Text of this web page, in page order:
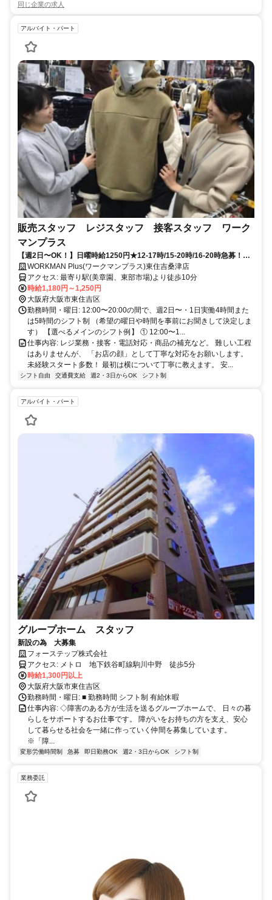
同じ企業の求人
アルバイト・パート
販売スタッフ レジスタッフ 接客スタッフ ワーク
マンプラス
【週2日〜OK！】日曜時給1250円★12-17時/15-20時/16-20時急募！バ
イク通勤・髪自由◎
WORKMAN Plus(ワークマンプラス)東住吉桑津店
アクセス: 最寄り駅(美章園、東部市場)より徒歩10分
時給1,180円～1,250円
大阪府大阪市東住吉区
勤務時間・曜日: 12:00〜20:00の間で、週2日〜・1日実働4時間また
は5時間のシフト制 （希望の曜日や時間を事前にお聞きして決定しま
す） 【選べるメインのシフト例】 ① 12:00〜1...
仕事内容: レジ業務・接客・電話対応・商品の補充など。 難しい工程
はありませんが、 「お店の顔」として丁寧な対応をお願いします。
未経験スタート多数！ 最初は横について丁寧に教えます。 安...
シフト自由 交通費支給 週2・3日からOK シフト制
アルバイト・パート
グループホーム スタッフ
新設の為 大募集
フォーステップ株式会社
アクセス: メトロ 地下鉄谷町線駒川中野 徒歩5分
時給1,300円以上
大阪府大阪市東住吉区
勤務時間・曜日: ■ 勤務時間 シフト制 有給休暇
仕事内容: ◇障害のある方が生活を送るグループホームで、 日々の暮
らしをサポートするお仕事です。 障がいをお持ちの方を支え、安心
して暮らせる社会を一緒に作っていく仲間を募集しています。
※「障...
変形労働時間制 急募 即日勤務OK 週2・3日からOK シフト制
業務委託